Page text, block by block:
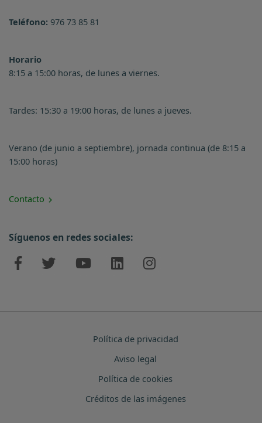
Teléfono: 976 73 85 81
Horario
8:15 a 15:00 horas, de lunes a viernes.
Tardes: 15:30 a 19:00 horas, de lunes a jueves.
Verano (de junio a septiembre), jornada continua (de 8:15 a
15:00 horas)
Contacto
Síguenos en redes sociales:
Política de privacidad
Aviso legal
Política de cookies
Créditos de las imágenes